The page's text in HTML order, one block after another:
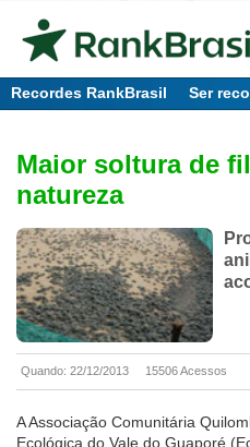
Recordes RankBrasil Ser
Maior soltura de
natureza
Quando: 22/12/2013 15506 Acessos
A Associação Comunitária
Ecológica do Vale do Guaporé